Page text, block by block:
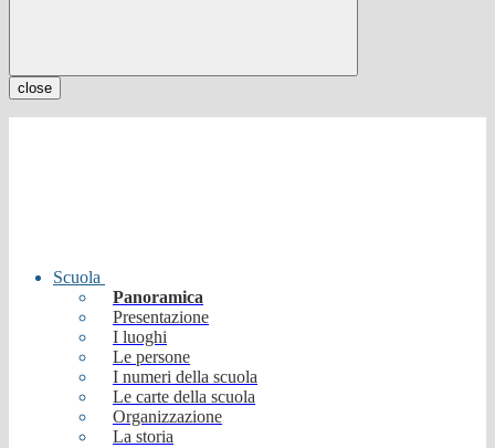
close
Scuola
Panoramica
Presentazione
I luoghi
Le persone
I numeri della scuola
Le carte della scuola
Organizzazione
La storia